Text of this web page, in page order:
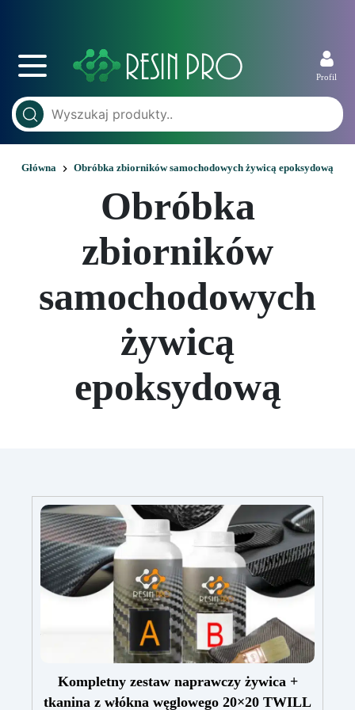
Profil
Główna Obróbka zbiorników samochodowych żywicą epoksydową
Obróbka
zbiorników
samochodowych
żywicą
epoksydową
Kompletny zestaw naprawczy żywica +
tkanina z włókna węglowego 20×20 TWILL